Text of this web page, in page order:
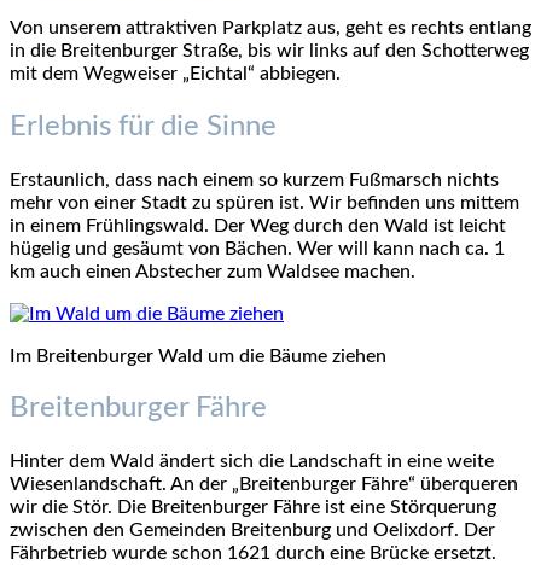
Von unserem attraktiven Parkplatz aus, geht es rechts entlang
in die Breitenburger Straße, bis wir links auf den Schotterweg
mit dem Wegweiser „Eichtal“ abbiegen.
Erlebnis für die Sinne
Erstaunlich, dass nach einem so kurzem Fußmarsch nichts
mehr von einer Stadt zu spüren ist. Wir befinden uns mittem
in einem Frühlingswald. Der Weg durch den Wald ist leicht
hügelig und gesäumt von Bächen. Wer will kann nach ca. 1
km auch einen Abstecher zum Waldsee machen.
Im Breitenburger Wald um die Bäume ziehen
Breitenburger Fähre
Hinter dem Wald ändert sich die Landschaft in eine weite
Wiesenlandschaft. An der „Breitenburger Fähre“ überqueren
wir die Stör. Die Breitenburger Fähre ist eine Störquerung
zwischen den Gemeinden Breitenburg und Oelixdorf. Der
Fährbetrieb wurde schon 1621 durch eine Brücke ersetzt.